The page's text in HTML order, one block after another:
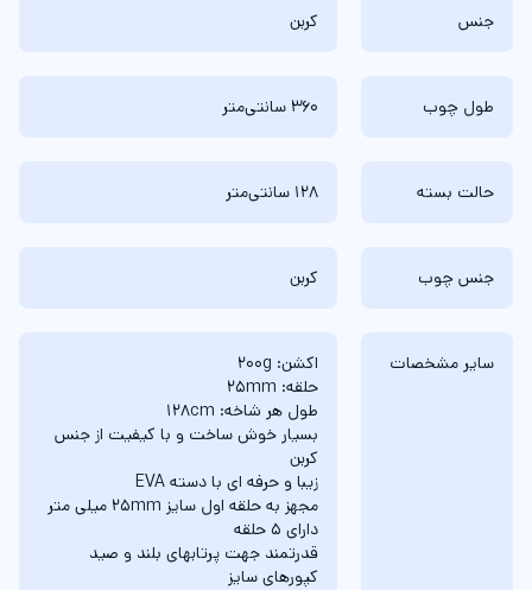
جنس کربن
طول چوب 360 سانتی‌متر
حالت بسته 128 سانتی‌متر
جنس چوب کربن
سایر مشخصات
اکشن: 200g
حلقه: 25mm
طول هر شاخه: 128cm
بسيار خوش ساخت و با كيفيت از جنس
کربن
زيبا و حرفه ای با دسته EVA
مجهز به حلقه اول سايز 25mm میلی متر
دارای 5 حلقه
قدرتمند جهت پرتابهای بلند و صيد
كپورهای سايز